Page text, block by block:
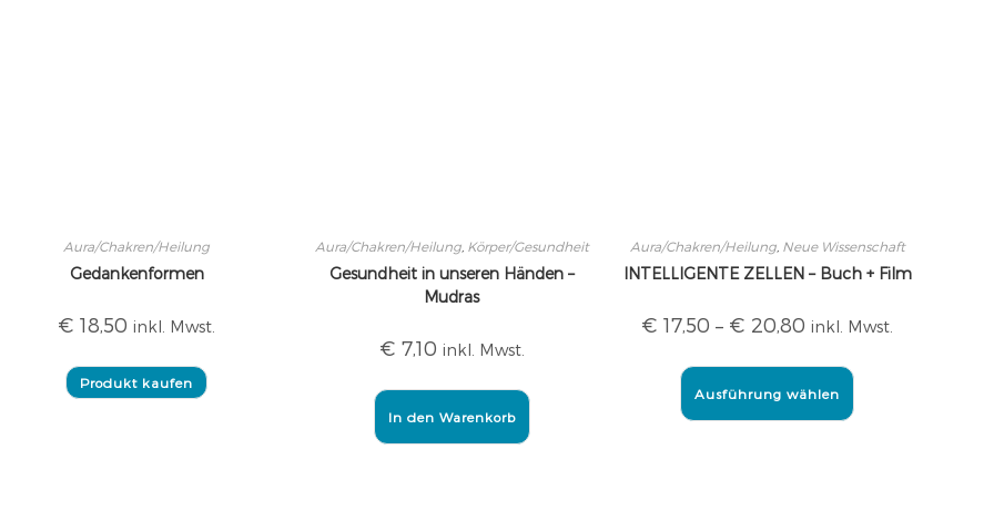
Aura/Chakren/Heilung
Gedankenformen
€ 18,50 inkl. Mwst.
Produkt kaufen
Aura/Chakren/Heilung, Körper/Gesundheit
Gesundheit in unseren Händen –
Mudras
€ 7,10 inkl. Mwst.
In den Warenkorb
Aura/Chakren/Heilung, Neue Wissenschaft
INTELLIGENTE ZELLEN – Buch + Film
€ 17,50 – € 20,80 inkl. Mwst.
Ausführung wählen